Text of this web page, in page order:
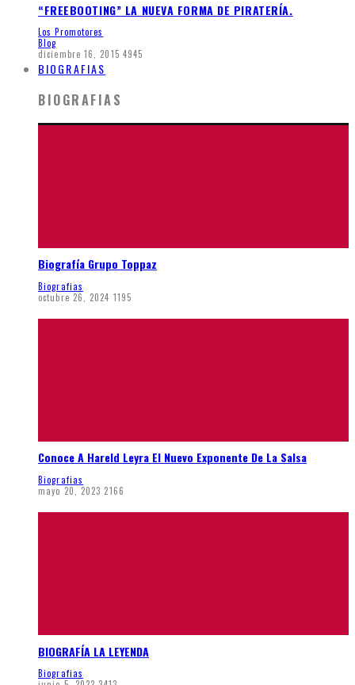
“FREEBOOTING” LA NUEVA FORMA DE PIRATERÍA.
Los Promotores
Blog
diciembre 16, 2015 4945
BIOGRAFIAS
BIOGRAFIAS
Biografía Grupo Toppaz
Biografias
octubre 26, 2024 1195
Conoce A Hareld Leyra El Nuevo Exponente De La Salsa
Biografias
mayo 20, 2023 2166
BIOGRAFÍA LA LEYENDA
Biografias